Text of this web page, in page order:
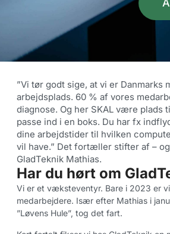
”Vi tør godt sige, at vi er Danmarks
arbejdsplads. 60 % af vores
diagnose. Og her SKAL være plads
passe ind i en boks. Du har fx
dine arbejdstider til hvilken
vil have.” Det fortæller stifter af –
GladTeknik Mathias.
Har du hørt om
Vi er et væksteventyr. Bare i 2023 er vi
medarbejdere. Især efter Mathias i
”Løvens Hule”, tog det fart.